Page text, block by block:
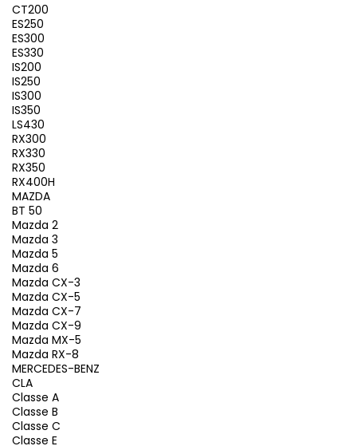
CT200
ES250
ES300
ES330
IS200
IS250
IS300
IS350
LS430
RX300
RX330
RX350
RX400H
MAZDA
BT 50
Mazda 2
Mazda 3
Mazda 5
Mazda 6
Mazda CX-3
Mazda CX-5
Mazda CX-7
Mazda CX-9
Mazda MX-5
Mazda RX-8
MERCEDES-BENZ
CLA
Classe A
Classe B
Classe C
Classe E